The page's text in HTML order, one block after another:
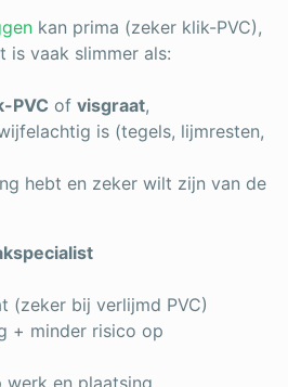
kan prima (zeker klik-PVC),
is vaak slimmer als:
PVC of visgraat,
is (tegels, lijmresten,
hebt en zeker wilt zijn van de
(zeker bij verlijmd PVC)
+ minder risico op
werk en plaatsing